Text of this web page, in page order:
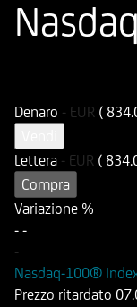
Denaro - EUR (
Lettera - EUR (
Compra
Variazione %
- -
-
Nasdaq-100®
Prezzo ritardato